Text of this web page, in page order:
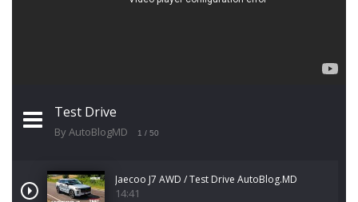
Test Drive
By AutoBlogMD 1 / 50
Jaecoo J7 AWD / Test Drive AutoBlog.MD
14:41